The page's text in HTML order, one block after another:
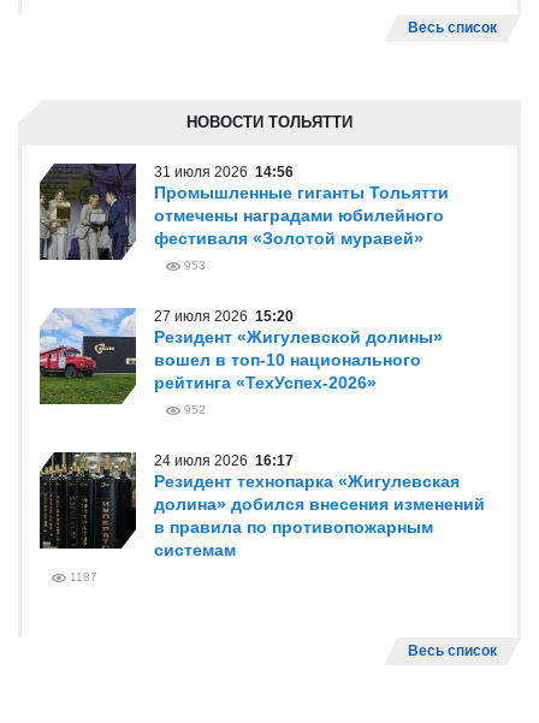
Весь список
НОВОСТИ ТОЛЬЯТТИ
31 июля 2026 14:56
Промышленные гиганты Тольятти
отмечены наградами юбилейного
фестиваля «Золотой муравей»
953
27 июля 2026 15:20
Резидент «Жигулевской долины»
вошел в топ-10 национального
рейтинга «ТехУспех-2026»
952
24 июля 2026 16:17
Резидент технопарка «Жигулевская
долина» добился внесения изменений
в правила по противопожарным
системам
1187
Весь список